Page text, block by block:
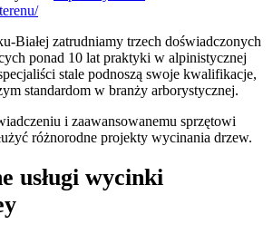
Białej zatrudniamy trzech doświadczonych
ponad 10 lat praktyki w alpinistycznej
stale podnoszą swoje kwalifikacje,
standardom w branży arborystycznej.
i zaawansowanemu sprzętowi
różnorodne projekty wycinania drzew.
usługi wycinki